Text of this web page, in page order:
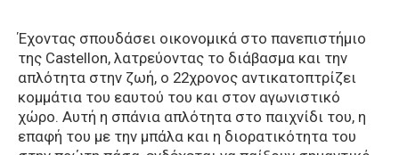
Έχοντας σπουδάσει οικονομικά στο πανεπιστήμιο
της Castellon, λατρεύοντας το διάβασμα και την
απλότητα στην ζωή, ο 22χρονος αντικατοπτρίζει
κομμάτια του εαυτού του και στον αγωνιστικό
χώρο. Αυτή η σπάνια απλότητα στο παιχνίδι του, η
επαφή του με την μπάλα και η διορατικότητα του